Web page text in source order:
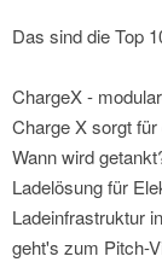
Das sind die Top
ChargeX -
Charge X sorgt
Wann wird
Ladelösung für
Ladeinfrastruktur
geht's zum Pitch-